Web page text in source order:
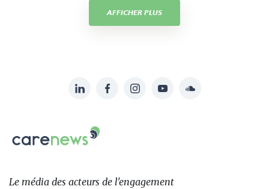
AFFICHER PLUS
sur:
LinkedInFacebookInstagramYouTubeSoundcloud
Carenews,
Le
des
Le média des acteurs de l'engagement